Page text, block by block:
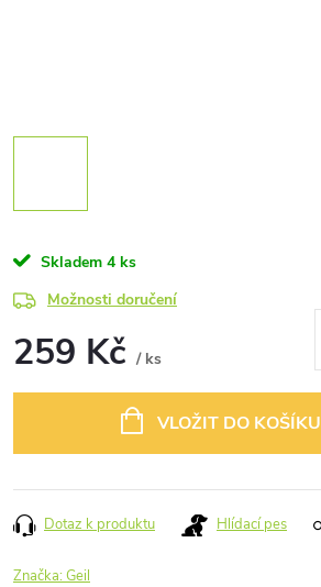
Skladem 4 ks
Možnosti doručení
259 Kč / ks
VLOŽIT DO KOŠÍKU
Dotaz k produktu Hlídací pes
Značka:Geil